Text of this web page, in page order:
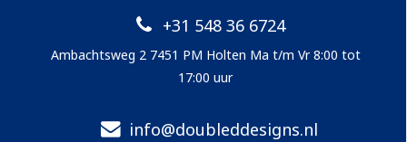
+31 548 36 6724
Ambachtsweg 2 7451 PM Holten Ma t/m Vr 8:00 tot
17:00 uur
info@doubleddesigns.nl